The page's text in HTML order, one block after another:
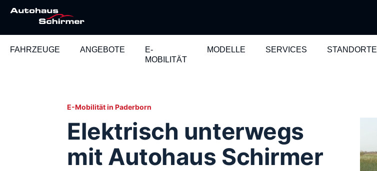
FAHRZEUGE ANGEBOTE
E-
MOBILITÄT
MODELLE SERVICES STANDORTE
E-Mobilität in Paderborn
Elektrisch unterwegs
mit Autohaus Schirmer